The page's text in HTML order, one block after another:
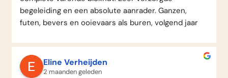
begeleiding en een absolute aanrader. Ganzen,
futen, bevers en ooievaars als buren, volgend jaar
Eline Verheijden
2 maanden geleden